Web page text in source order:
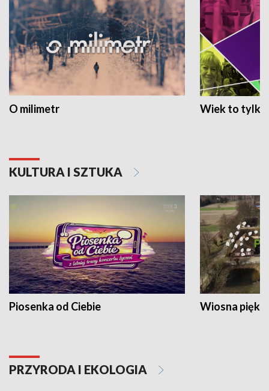
O milimetr Wiek to tylko
KULTURA I SZTUKA
Piosenka od Ciebie Wiosna
PRZYRODA I EKOLOGIA